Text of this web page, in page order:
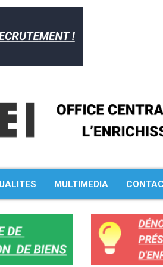
MULTIMEDIA